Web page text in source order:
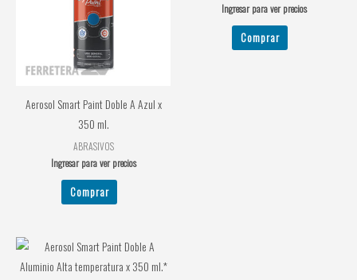
Aerosol Smart Paint Doble A Azul x
350 ml.
ABRASIVOS
Ingresar para ver precios
Comprar
Ingresar para ver precios
Comprar